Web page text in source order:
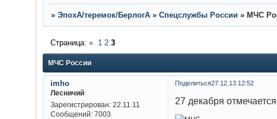
» ЭпохА/теремок/БерлогА » Спецслужбы России » МЧС
МЧС России
Страница: « 1 2 3
Поделиться27.12.13 12:52
imho
Лесничий
Зарегистрирован: 22.11.11
Сообщений:7003
27 декабря